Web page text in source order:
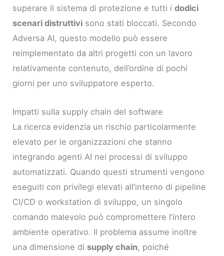
superare il sistema di protezione e tutti idodici
scenari distruttivi sono stati bloccati. Secondo
Adversa AI, questo modello può essere
reimplementato da altri progetti con un lavoro
relativamente contenuto, dell’ordine di pochi
giorni per uno sviluppatore esperto.
Impatti sulla supply chain del software
La ricerca evidenzia un rischio particolarmente
elevato per le organizzazioni che stanno
integrando agenti AI nei processi di sviluppo
automatizzati. Quando questi strumenti vengono
eseguiti con privilegi elevati all’interno di pipeline
CI/CD o workstation di sviluppo, un singolo
comando malevolo può compromettere l’intero
ambiente operativo. Il problema assume inoltre
una dimensione di supply chain, poiché